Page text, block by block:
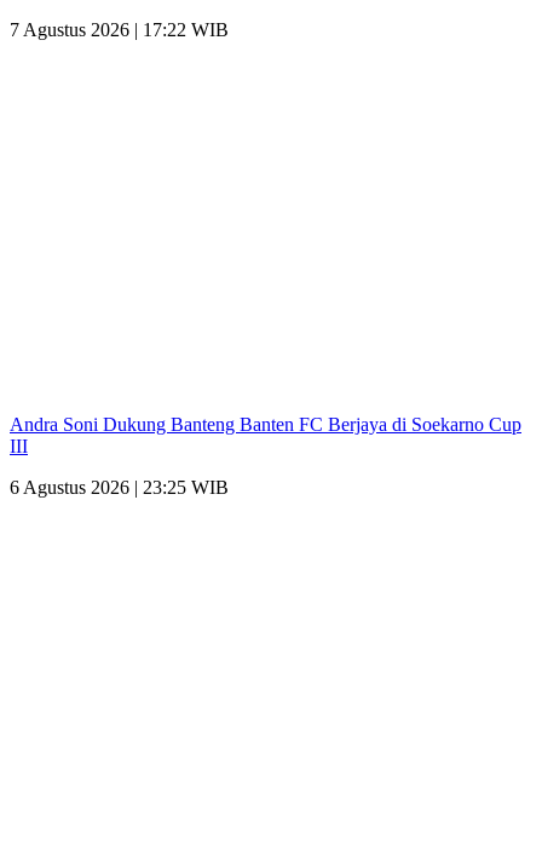
7 Agustus 2026 | 17:22 WIB
Andra Soni Dukung Banteng Banten FC Berjaya di Soekarno Cup
III
6 Agustus 2026 | 23:25 WIB